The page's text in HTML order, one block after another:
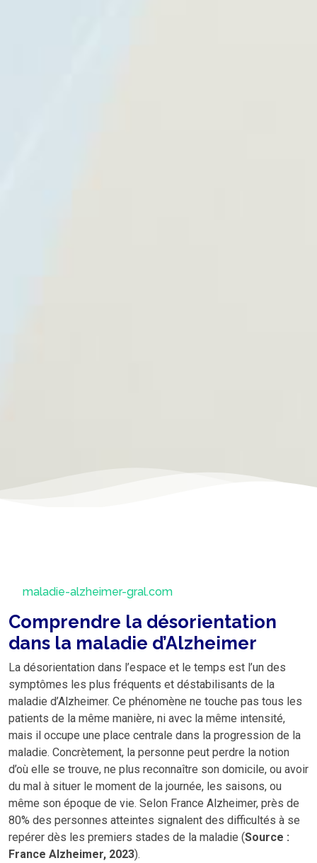
maladie-alzheimer-gral.com
Comprendre la désorientation
dans la maladie d’Alzheimer
La désorientation dans l’espace et le temps est l’un des
symptômes les plus fréquents et déstabilisants de la
maladie d’Alzheimer. Ce phénomène ne touche pas tous les
patients de la même manière, ni avec la même intensité,
mais il occupe une place centrale dans la progression de la
maladie. Concrètement, la personne peut perdre la notion
d’où elle se trouve, ne plus reconnaître son domicile, ou avoir
du mal à situer le moment de la journée, les saisons, ou
même son époque de vie. Selon France Alzheimer, près de
80% des personnes atteintes signalent des difficultés à se
repérer dès les premiers stades de la maladie (Source :
France Alzheimer, 2023).